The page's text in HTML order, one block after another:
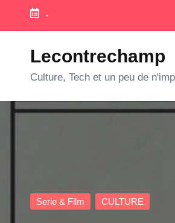
Skip
-
Lecontrechamp
Culture, Tech et un peu de
Posted
Serie & Film CULTURE